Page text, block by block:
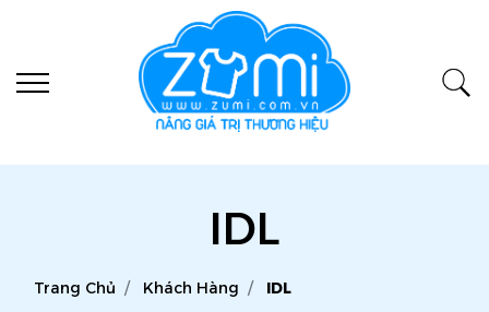
IDL
Trang Chủ Khách Hàng IDL